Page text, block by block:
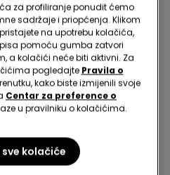
za profiliranje ponudit ćemo
sadržaje i priopćenja. Klikom
na upotrebu kolačića,
pomoću gumba zatvori
a kolačići neće biti aktivni. Za
pogledajte Pravila o
kako biste izmijenili svoje
Centar za preference o
u pravilniku o kolačićima.
kolačiće